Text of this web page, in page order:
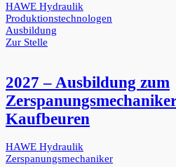
HAWE Hydraulik
Produktionstechnologen
Ausbildung
Zur Stelle
2027 – Ausbildung zum
Kaufbeuren
HAWE Hydraulik
Zerspanungsmechaniker